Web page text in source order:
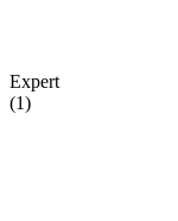
Expert
(1)